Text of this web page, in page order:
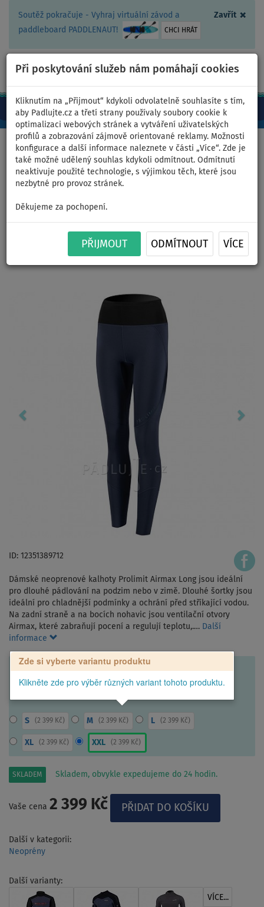
Zavřít ×
Soutěž pokračuje - Vyhraj virtuální závod a
paddleboard PADDLENAUT!
CHCI HRÁT
Při poskytování služeb nám pomáhají cookies
Kliknutím na „Přijmout“ kdykoli odvolatelně souhlasíte s tím,
aby Padlujte.cz a třetí strany používaly soubory cookie k
optimalizaci webových stránek a vytváření uživatelských
profilů a zobrazování zájmově orientované reklamy. Možnosti
konfigurace a další informace naleznete v části „Více“. Zde je
také možné udělený souhlas kdykoli odmítnout. Odmítnutí
neaktivuje použité technologie, s výjimkou těch, které jsou
nezbytné pro provoz stránek.
Děkujeme za pochopení.
PŘIJMOUT ODMÍTNOUT VÍCE
CZ/Kč +420 467 409 090 0ks
Domů >Oblečení >Neoprény
Neoprenové dámské kalhoty
Prolimit Wmns SUP Neo Pants
AIRMAX 1.5MM - velikost: XXL
ID: 12351389712
Dámské neoprenové kalhoty Prolimit Airmax Long jsou ideální
pro dlouhé pádlování na podzim nebo v zimě. Dlouhé šortky jsou
ideální pro chladnější podmínky a ochrání před stříkající vodou.
Na zadní straně a na bocích nohavic jsou ventilační otvory
Airmax, které zabraňují pocení a regulují teplotu,.… Další
informace
Zde si vyberte variantu produktu
Klikněte zde pro výběr různých variant tohoto produktu.
S (2 399 Kč) M (2 399 Kč) L (2 399 Kč)
XL (2 399 Kč) XXL (2 399 Kč)
SKLADEM Skladem, obvykle expedujeme do 24 hodin.
Vaše cena 2 399 Kč
Další v kategorii:
Neoprény
Další varianty:
VÍCE...